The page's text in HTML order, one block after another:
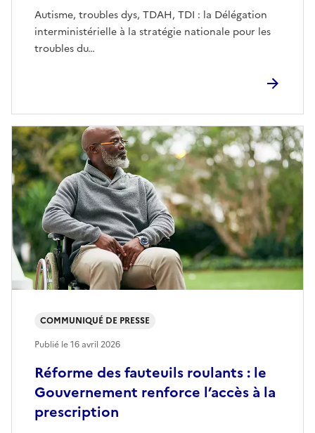
Autisme, troubles dys, TDAH, TDI : la Délégation
interministérielle à la stratégie nationale pour les
troubles du…
Réforme des fauteuils roulants : le
Gouvernement renforce l’accès à la
prescription
COMMUNIQUÉ DE PRESSE
Publié le16 avril 2026